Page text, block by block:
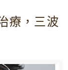
療，三波